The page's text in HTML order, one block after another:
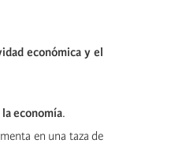
económica y el
economía.
en una taza de